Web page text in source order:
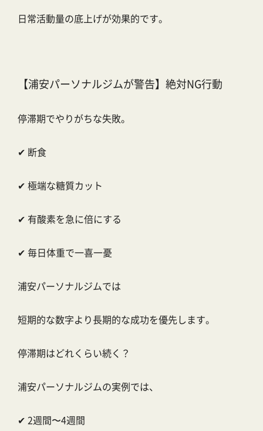
日常活動量の底上げが効果的です。
【浦安パーソナルジムが警告】絶対NG行動
停滞期でやりがちな失敗。
✔ 断食
✔ 極端な糖質カット
✔ 有酸素を急に倍にする
✔ 毎日体重で一喜一憂
浦安パーソナルジムでは
短期的な数字より長期的な成功を優先します。
停滞期はどれくらい続く？
浦安パーソナルジムの実例では、
✔ 2週間〜4週間